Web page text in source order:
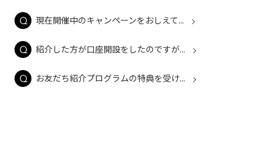
現在開催中のキャンペーンをおしえて...
紹介した方が口座開設をしたのですが...
お友だち紹介プログラムの特典を受け...